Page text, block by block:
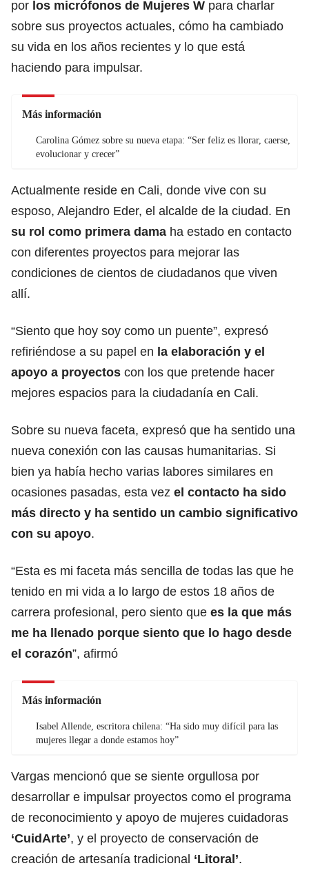
por los micrófonos de Mujeres W para charlar
sobre sus proyectos actuales, cómo ha cambiado
su vida en los años recientes y lo que está
haciendo para impulsar.
Más información
Carolina Gómez sobre su nueva etapa: “Ser feliz es llorar, caerse,
evolucionar y crecer”
Actualmente reside en Cali, donde vive con su
esposo, Alejandro Eder, el alcalde de la ciudad. En
su rol como primera dama ha estado en contacto
con diferentes proyectos para mejorar las
condiciones de cientos de ciudadanos que viven
allí.
“Siento que hoy soy como un puente”, expresó
refiriéndose a su papel en la elaboración y el
apoyo a proyectos con los que pretende hacer
mejores espacios para la ciudadanía en Cali.
Sobre su nueva faceta, expresó que ha sentido una
nueva conexión con las causas humanitarias. Si
bien ya había hecho varias labores similares en
ocasiones pasadas, esta vez el contacto ha sido
más directo y ha sentido un cambio significativo
con su apoyo.
“Esta es mi faceta más sencilla de todas las que he
tenido en mi vida a lo largo de estos 18 años de
carrera profesional, pero siento que es la que más
me ha llenado porque siento que lo hago desde
el corazón”, afirmó
Más información
Isabel Allende, escritora chilena: “Ha sido muy difícil para las
mujeres llegar a donde estamos hoy”
Vargas mencionó que se siente orgullosa por
desarrollar e impulsar proyectos como el programa
de reconocimiento y apoyo de mujeres cuidadoras
‘CuidArte’, y el proyecto de conservación de
creación de artesanía tradicional ‘Litoral’.